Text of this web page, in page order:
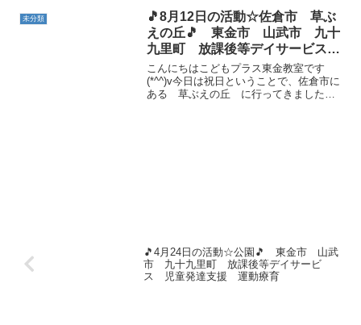
時間♪じーっと絵本を見つめていました
（＾＾）また月曜日...
未分類
🎵8月12日の活動☆佐倉市 草ぶ
えの丘🎵 東金市 山武市 九十
九里町 放課後等デイサービス
児童発達支援 運動療育 教室見
学
こんにちはこどもプラス東金教室です
(*^^)v今日は祝日ということで、佐倉市に
ある 草ぶえの丘 に行ってきました🎶
🎵4月24日の活動☆公園🎵 東金市 山武
市 九十九里町 放課後等デイサービ
ス 児童発達支援 運動療育